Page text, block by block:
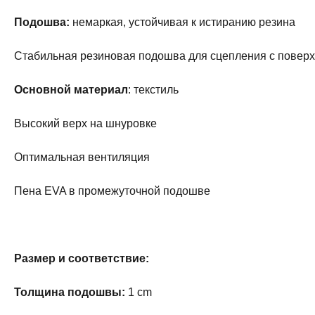
Подошва: немаркая, устойчивая к истиранию резина
Стабильная резиновая подошва для сцепления с
Основной материал: текстиль
Высокий верх на шнуровке
Оптимальная вентиляция
Пена EVA в промежуточной подошве
Размер и соответствие:
Толщина подошвы: 1 cm